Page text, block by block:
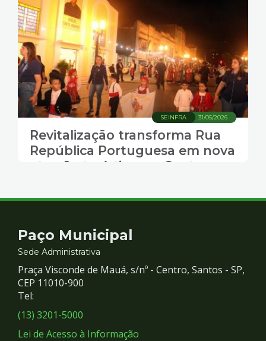
31/05/2026
SEINFRA
Revitalização transforma Rua
República Portuguesa em nova
atração turística em Santos
Contato
e
Redes
Sociais
Paço Municipal
Sede Administrativa
Praça Visconde de Mauá, s/nº - Centro, Santos - SP,
CEP 11010-900
Tel:
(13) 3201-5000
Lei de Acesso à Informação